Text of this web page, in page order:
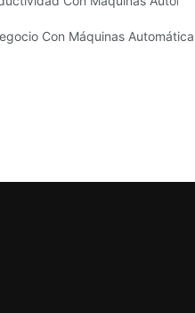
Con Máquinas